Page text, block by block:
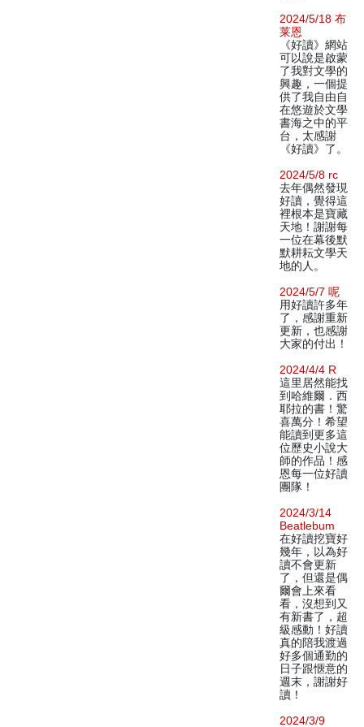
2024/5/18 布
莱恩
《好讀》網站
可以說是啟蒙
了我對文學的
興趣，一個提
供了我自由自
在悠遊於文學
書海之中的平
台，太感謝
《好讀》了。
2024/5/8 rc
去年偶然發現
好讀，覺得這
裡根本是寶藏
天地！謝謝每
一位在幕後默
默耕耘文學天
地的人。
2024/5/7 呢
用好讀許多年
了，感謝重新
更新，也感謝
大家的付出！
2024/4/4 R
這里居然能找
到哈維爾．西
耶拉的書！驚
喜萬分！希望
能讀到更多這
位歷史小說大
師的作品！感
恩每一位好讀
團隊！
2024/3/14
Beatlebum
在好讀挖寶好
幾年，以為好
讀不會更新
了，但還是偶
爾會上來看
看，沒想到又
有新書了，超
級感動！好讀
真的陪我渡過
好多個通勤的
日子跟愜意的
週末，謝謝好
讀！
2024/3/9